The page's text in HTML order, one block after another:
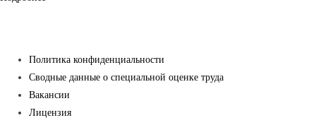
Политика конфиденциальности
Сводные данные о специальной оценке труда
Вакансии
Лицензия